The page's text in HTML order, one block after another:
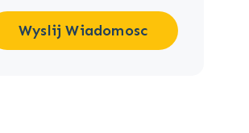
Wyslij Wiadomosc